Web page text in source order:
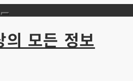
Search
의 모든 정보